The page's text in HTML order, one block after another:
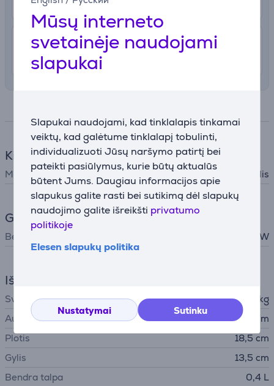
Mūsų interneto
svetainėje naudojami
slapukai
Slapukai naudojami, kad tinklalapis tinkamai
veiktų, kad galėtume tinklalapį tobulinti,
individualizuoti Jūsų naršymo patirtį bei
pateikti pasiūlymus, kurie būtų aktualūs
būtent Jums. Daugiau informacijos apie
slapukus galite rasti bei sutikimą dėl slapukų
naudojimo galite išreikšti privatumo
politikoje
Elesen slapukų politika
Nustatymai Sutinku
Rugpjūčio 11 - 13
Pristatymas į namus
Rugpjūčio 11 - 13
Kita virtuvės technika
Maisto ruošimo prietaisai Pieno putų plakiklis
Galingumas
Bendra galia 500 W
Išmatavimai
Svoris
1,14 kg
Aukštis
21 cm
Plotis
18,5 cm
Gylis
13,5 cm
Bendra talpa
0,4 L